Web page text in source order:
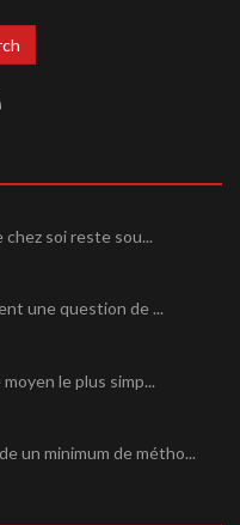
soi reste sou...
une question de ...
le plus simp...
un minimum de métho...